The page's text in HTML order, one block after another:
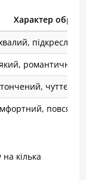
Характер образу
підкреслює
романтичний
чуттєвий
кілька